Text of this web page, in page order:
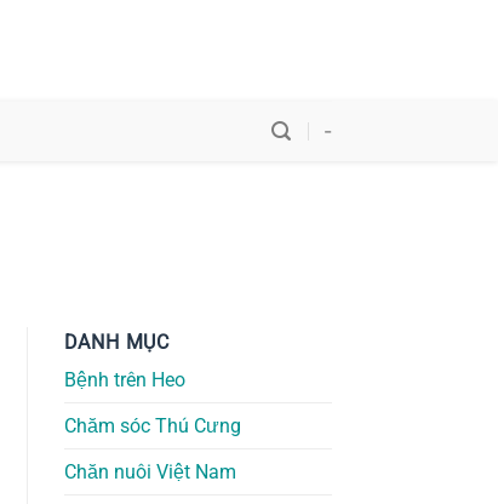
-
DANH MỤC
Bệnh trên Heo
Chăm sóc Thú Cưng
Chăn nuôi Việt Nam